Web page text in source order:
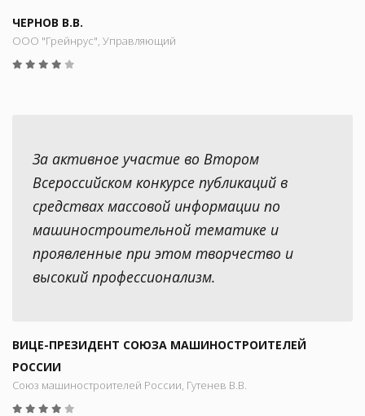
ЧЕРНОВ В.В.
ООО "Грейнрус", Управляющий
За активное участие во Втором
Всероссийском конкурсе публикаций в
средствах массовой информации по
машиностроительной тематике и
проявленные при этом творчество и
высокий профессионализм.
ВИЦЕ-ПРЕЗИДЕНТ СОЮЗА МАШИНОСТРОИТЕЛЕЙ
РОССИИ
Союз машиностроителей России, Гутенев В.В.